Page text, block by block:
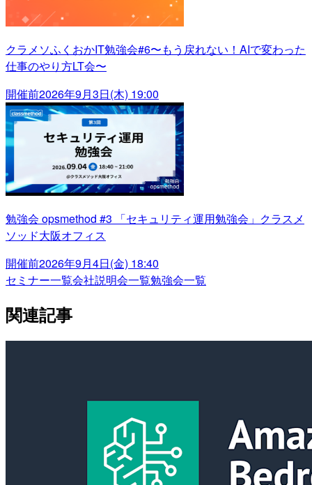
クラメソふくおかIT勉強会#6〜もう戻れない！AIで変わった
仕事のやり方LT会〜
開催前2026年9月3日(木) 19:00
勉強会 opsmethod #3 「セキュリティ運用勉強会」クラスメ
ソッド大阪オフィス
開催前2026年9月4日(金) 18:40
セミナー一覧会社説明会一覧勉強会一覧
関連記事